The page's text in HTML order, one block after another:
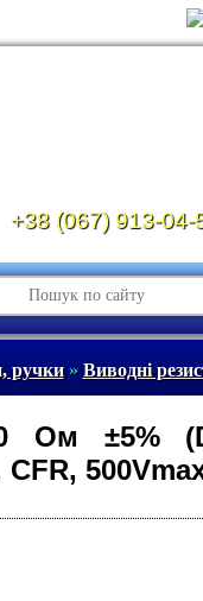
+38 (067) 913-04-
ручки» Виводні
Ом ±5%
CFR,